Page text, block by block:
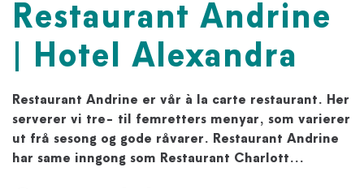
Restaurant Andrine
| Hotel Alexandra
Restaurant Andrine er vår à la carte restaurant. Her
serverer vi tre- til femretters menyar, som varierer
ut frå sesong og gode råvarer. Restaurant Andrine
har same inngong som Restaurant Charlott...